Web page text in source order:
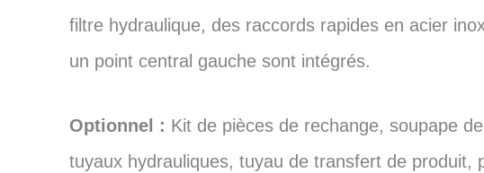
filtre hydraulique, des raccords rapides en acier
un point central gauche sont intégrés.
Optionnel : Kit de pièces de rechange, soupape
tuyaux hydrauliques, tuyau de transfert de produit,